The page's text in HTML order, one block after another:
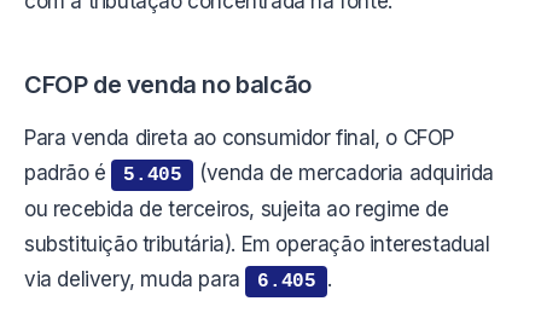
CFOP de venda no balcão
Para venda direta ao consumidor final, o CFOP
padrão é
5.405
(venda de mercadoria adquirida
ou recebida de terceiros, sujeita ao regime de
substituição tributária). Em operação interestadual
via delivery, muda para
6.405 .